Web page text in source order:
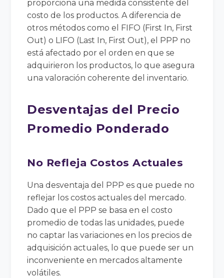
proporciona una medida consistente del
costo de los productos. A diferencia de
otros métodos como el FIFO (First In, First
Out) o LIFO (Last In, First Out), el PPP no
está afectado por el orden en que se
adquirieron los productos, lo que asegura
una valoración coherente del inventario.
Desventajas del Precio
Promedio Ponderado
No Refleja Costos Actuales
Una desventaja del PPP es que puede no
reflejar los costos actuales del mercado.
Dado que el PPP se basa en el costo
promedio de todas las unidades, puede
no captar las variaciones en los precios de
adquisición actuales, lo que puede ser un
inconveniente en mercados altamente
volátiles.